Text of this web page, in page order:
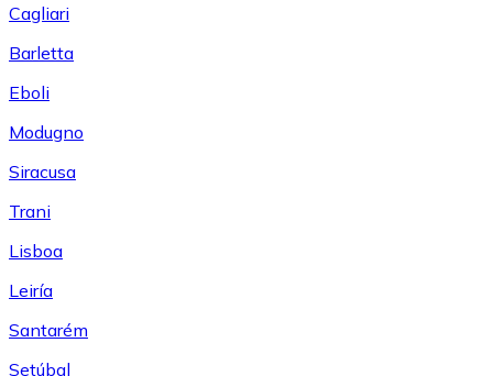
Cagliari
Barletta
Eboli
Modugno
Siracusa
Trani
Lisboa
Leiría
Santarém
Setúbal